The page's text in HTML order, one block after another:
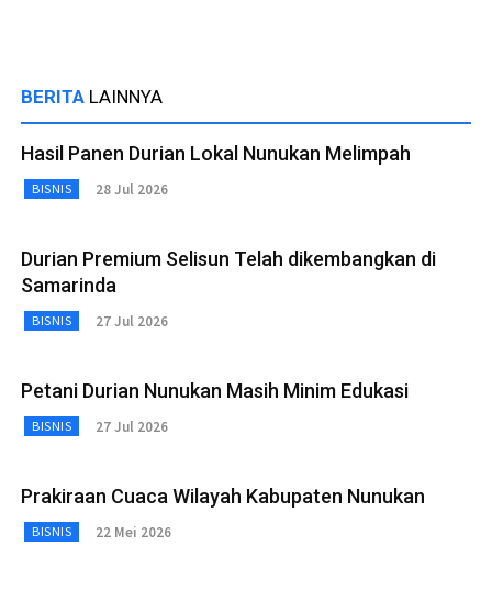
BERITA LAINNYA
Hasil Panen Durian Lokal Nunukan Melimpah
BISNIS 28 Jul 2026
Durian Premium Selisun Telah dikembangkan di
Samarinda
BISNIS 27 Jul 2026
Petani Durian Nunukan Masih Minim Edukasi
BISNIS 27 Jul 2026
Prakiraan Cuaca Wilayah Kabupaten Nunukan
BISNIS 22 Mei 2026